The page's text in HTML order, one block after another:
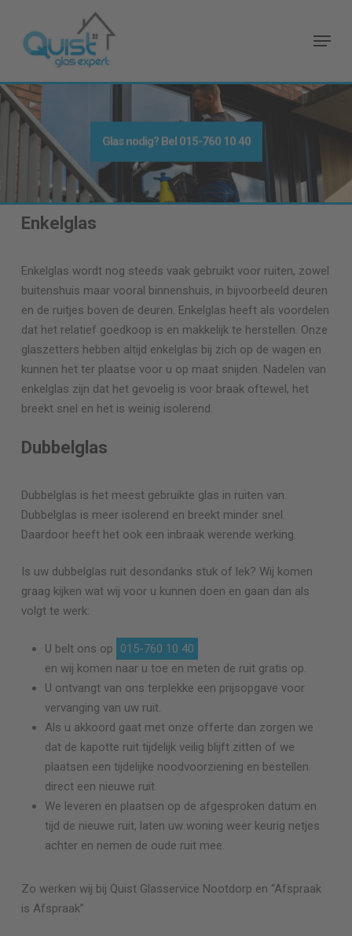
main
Menu
Glas nodig? Bel 015-760 10 40
Enkelglas
Enkelglas wordt nog steeds vaak gebruikt voor ruiten, zowel
buitenshuis maar vooral binnenshuis, in bijvoorbeeld deuren
en de ruitjes boven de deuren. Enkelglas heeft als voordelen
dat het relatief goedkoop is en makkelijk te herstellen. Onze
glaszetters hebben altijd enkelglas bij zich op de wagen en
kunnen het ter plaatse voor u op maat snijden. Nadelen van
enkelglas zijn dat het gevoelig is voor braak oftewel, het
breekt snel en het is weinig isolerend.
Dubbelglas
Dubbelglas is het meest gebruikte glas in ruiten van.
Dubbelglas is meer isolerend en breekt minder snel.
Daardoor heeft het ook een inbraak werende werking.
Is uw dubbelglas ruit desondanks stuk of lek? Wij komen
graag kijken wat wij voor u kunnen doen en gaan dan als
volgt te werk:
U belt ons op
015-760 10 40
en wij komen naar u toe en meten de ruit gratis op.
U ontvangt van ons terplekke een prijsopgave voor
vervanging van uw ruit.
Als u akkoord gaat met onze offerte dan zorgen we
dat de kapotte ruit tijdelijk veilig blijft zitten of we
plaatsen een tijdelijke noodvoorziening en bestellen
direct een nieuwe ruit.
We leveren en plaatsen op de afgesproken datum en
tijd de nieuwe ruit, laten uw woning weer keurig netjes
achter en nemen de oude ruit mee.
Zo werken wij bij Quist Glasservice Nootdorp en “Afspraak
is Afspraak”